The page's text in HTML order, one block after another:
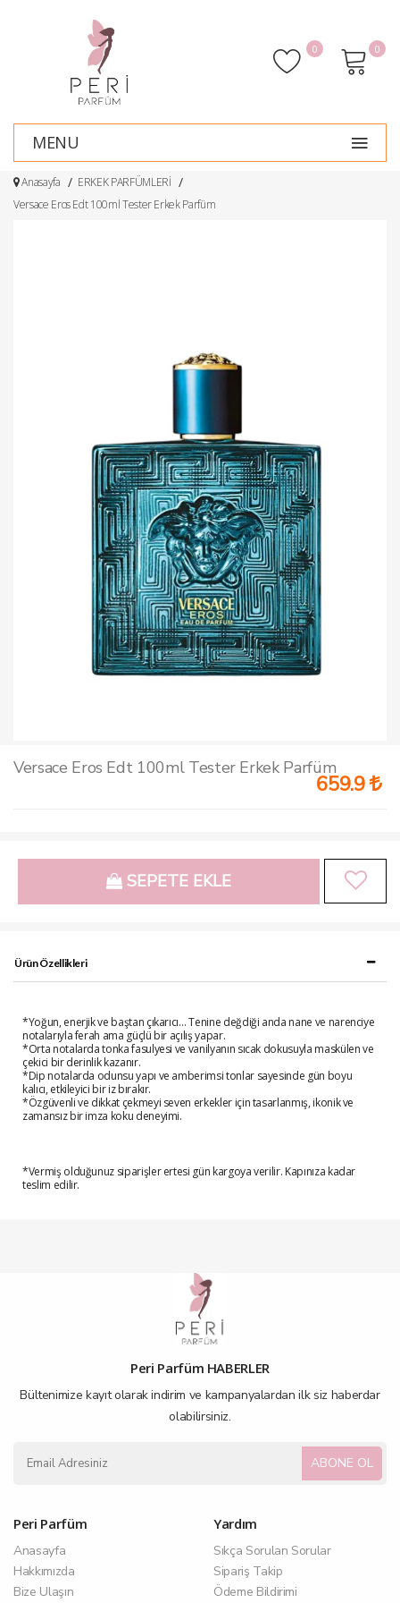
0 0
MENU
Anasayfa
ERKEK PARFÜMLERİ
Versace Eros Edt 100ml Tester Erkek Parfüm
Versace Eros Edt 100ml Tester Erkek Parfüm
659.9
SEPETE EKLE
Ürün Özellikleri
*Yoğun, enerjik ve baştan çıkarıcı… Tenine değdiği anda nane ve narenciye
notalarıyla ferah ama güçlü bir açılış yapar.
*Orta notalarda tonka fasulyesi ve vanilyanın sıcak dokusuyla maskülen ve
çekici bir derinlik kazanır.
*Dip notalarda odunsu yapı ve amberimsi tonlar sayesinde gün boyu
kalıcı, etkileyici bir iz bırakır.
*Özgüvenli ve dikkat çekmeyi seven erkekler için tasarlanmış, ikonik ve
zamansız bir imza koku deneyimi.
*Vermiş olduğunuz siparişler ertesi gün kargoya verilir. Kapınıza kadar
teslim edilir.
Peri Parfüm HABERLER
Bültenimize kayıt olarak indirim ve kampanyalardan ilk siz haberdar
olabilirsiniz.
ABONE OL
Peri Parfüm
Anasayfa
Hakkımızda
Bize Ulaşın
Yardım
Sıkça Sorulan Sorular
Sipariş Takip
Ödeme Bildirimi